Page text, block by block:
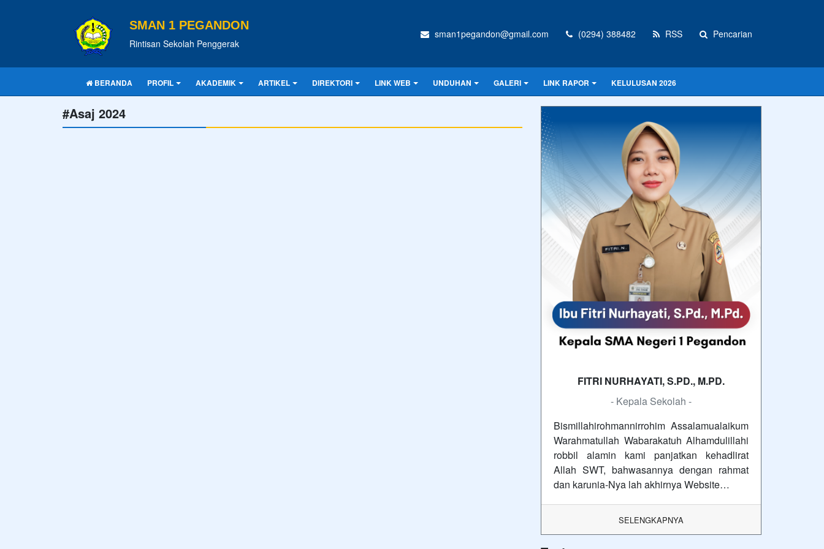
SMAN 1 PEGANDON
Rintisan Sekolah Penggerak
sman1pegandon@gmail.com (0294) 388482 RSS Pencarian
BERANDA PROFIL AKADEMIK ARTIKEL DIREKTORI LINK WEB UNDUHAN GALERI LINK RAPOR KELULUSAN 2026
#Asaj 2024
FITRI NURHAYATI, S.PD., M.PD.
- Kepala Sekolah -
Bismillahirohmannirrohim Assalamualaikum
Warahmatullah Wabarakatuh Alhamdulillahi
robbil alamin kami panjatkan kehadlirat
Allah SWT, bahwasannya dengan rahmat
dan karunia-Nya lah akhirnya Website…
SELENGKAPNYA